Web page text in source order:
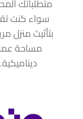
متطلباتك
سواء كنت
بتأثيث منزل
مساحة
ديناميكية.